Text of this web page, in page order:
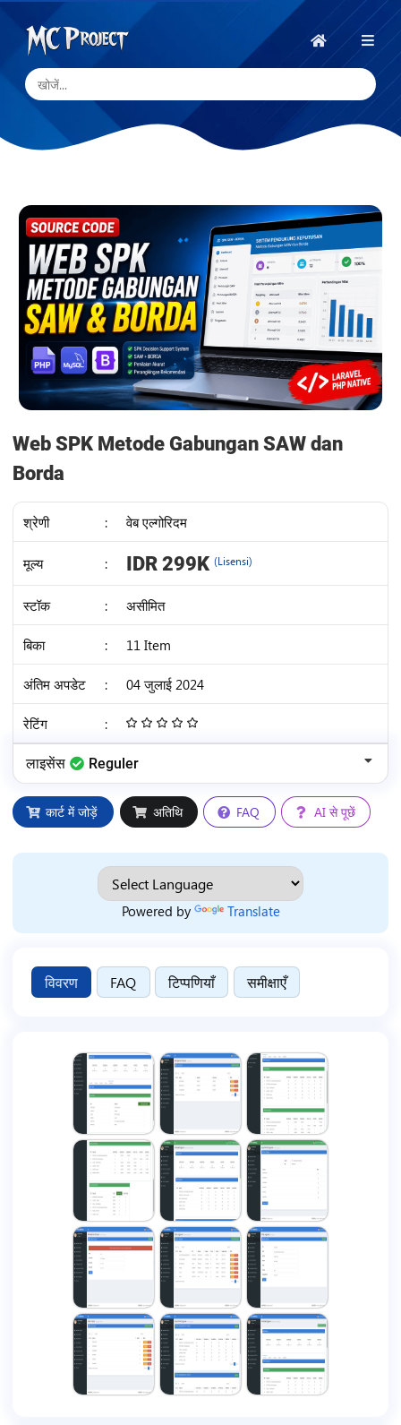
होम
Web SPK Metode Gabungan SAW dan
Borda
श्रेणी : वेब एल्गोरिदम
मूल्य : IDR 299K (Lisensi)
स्टॉक : असीमित
बिका : 11 Item
अंतिम अपडेट : 04 जुलाई 2024
रेटिंग :
/
लाइसेंस Reguler
कार्ट में जोड़ें अतिथि FAQ AI से पूछें
Powered by Translate
विवरण FAQ टिप्पणियाँ समीक्षाएँ
Project
Official
Store
डिजिटल
स्टोर
फ्रीलांस
सेवाएँ